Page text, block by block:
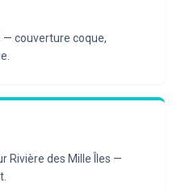
— couverture coque,
Rivière des Mille Îles —